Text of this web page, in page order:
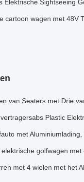
Elektrische Sightseeing
cartoon wagen met 48V
van Seaters met Drie
Plastic
met
golfwagen
met 4 wielen met het